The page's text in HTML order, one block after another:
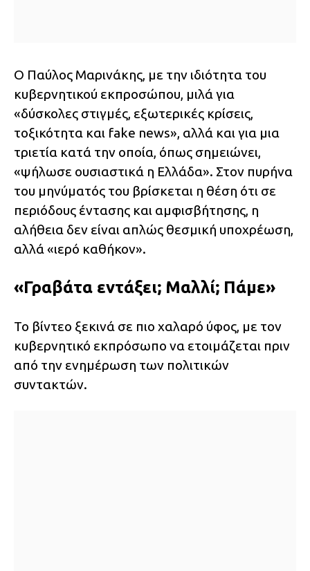
Ο Παύλος Μαρινάκης, με την ιδιότητα του
κυβερνητικού εκπροσώπου, μιλά για
«δύσκολες στιγμές, εξωτερικές κρίσεις,
τοξικότητα και fake news», αλλά και για μια
τριετία κατά την οποία, όπως σημειώνει,
«ψήλωσε ουσιαστικά η Ελλάδα». Στον πυρήνα
του μηνύματός του βρίσκεται η θέση ότι σε
περιόδους έντασης και αμφισβήτησης, η
αλήθεια δεν είναι απλώς θεσμική υποχρέωση,
αλλά «ιερό καθήκον».
«Γραβάτα εντάξει; Μαλλί; Πάμε»
Το βίντεο ξεκινά σε πιο χαλαρό ύφος, με τον
κυβερνητικό εκπρόσωπο να ετοιμάζεται πριν
από την ενημέρωση των πολιτικών
συντακτών.